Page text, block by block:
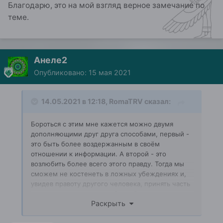
Чтобы преодолеть этот барьер - надо или
передавать или принимающему уметь себя
Благодарю, это на мой взгляд верное замечание по
теме.
Анеле2
Опубликовано: 15 мая 2021
14.05.2021 в 12:18, RomaTRV сказал:
Бороться с этим мне кажется можно двумя
дополняющими друг друга способами, первый -
это быть более воздержанным в своём
отношении к информации. А второй - это
возлюбить более всего этого правду. Тогда мы
сможем не костенеть в ложных убеждениях и,
увидев правоту другого человека, принять часть
мешает двигаться в положительном
направлении.
Раскрыть